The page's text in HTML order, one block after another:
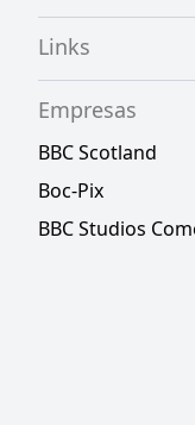
Links
Empresas
BBC Scotland
Boc-Pix
BBC Studios